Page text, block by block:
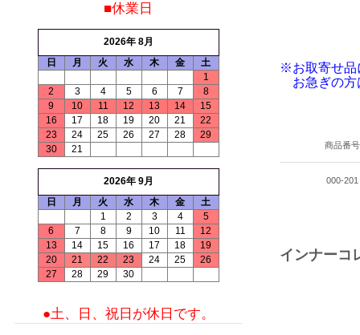
※お取寄せ品
お急ぎの方
商品番号
000-201
インナーコ
■休業日
2026年 8月
日
月 火 水 木 金
土
1
2
3 4 5 6 7
8
9
10 11 12 13 14
15
16
17 18 19 20 21
22
23
24 25 26 27 28
29
30
21
2026年 9月
日
月 火 水 木 金
土
1
2 3 4
5
6
7 8 9 10 11
12
13
14 15 16 17 18
19
20
21 22 23 24 25
26
27
28 29 30
●土、日、祝日が休日です。